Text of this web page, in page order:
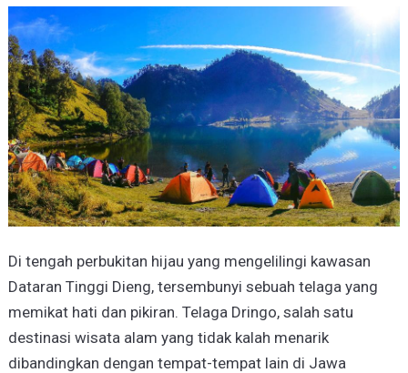
Di tengah perbukitan hijau yang mengelilingi kawasan
Dataran Tinggi Dieng, tersembunyi sebuah telaga yang
memikat hati dan pikiran. Telaga Dringo, salah satu
destinasi wisata alam yang tidak kalah menarik
dibandingkan dengan tempat-tempat lain di Jawa